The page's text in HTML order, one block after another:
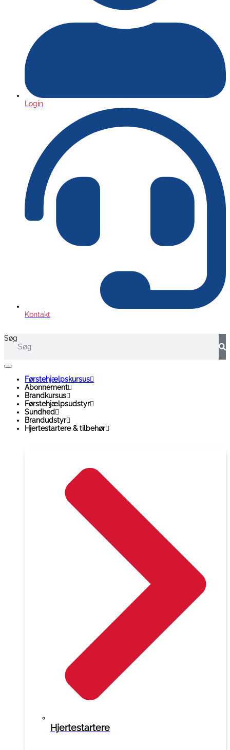
Login
Kontakt
Søg
Førstehjælpskursus
Abonnement
Brandkursus
Førstehjælpsudstyr
Sundhed
Brandudstyr
Hjertestartere & tilbehør
Hjertestartere